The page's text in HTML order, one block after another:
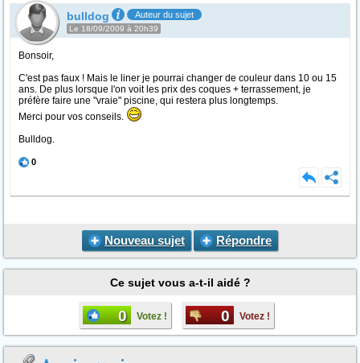
bulldog Auteur du sujet
Le 18/09/2009 à 20h39
Bonsoir,
C'est pas faux ! Mais le liner je pourrai changer de couleur dans 10 ou 15
ans. De plus lorsque l'on voit les prix des coques + terrassement, je
préfère faire une "vraie" piscine, qui restera plus longtemps.
Merci pour vos conseils.
Bulldog.
0
Nouveau sujet Répondre
Ce sujet vous a-t-il aidé ?
0 Votez ! 0 Votez !